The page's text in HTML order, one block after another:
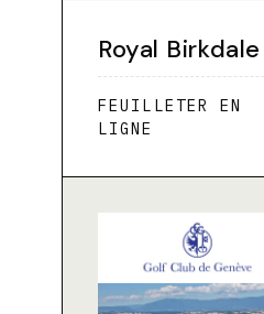
Royal Birkdale
FEUILLETER EN
LIGNE